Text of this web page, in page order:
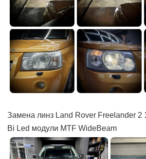
Замена линз Land Rover Freelander 2
Bi Led модули MTF WideBeam